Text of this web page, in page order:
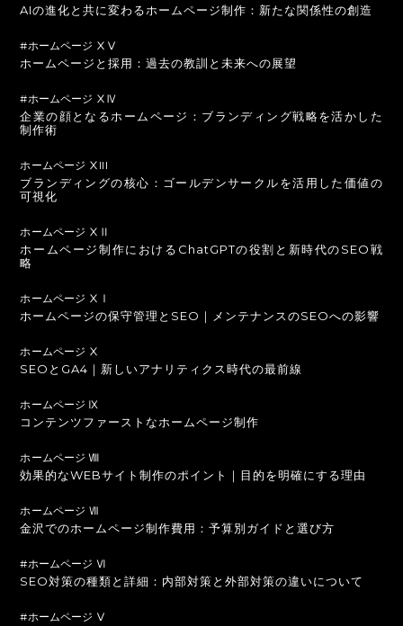
AIの進化と共に変わるホームページ制作：新たな関係性の創造
#ホームページ ⅩⅤ
ホームページと採用：過去の教訓と未来への展望
#ホームページ ⅩⅣ
企業の顔となるホームページ：ブランディング戦略を活かした
制作術
ホームページ ⅩIII
ブランディングの核心：ゴールデンサークルを活用した価値の
可視化
ホームページ ⅩⅡ
ホームページ制作におけるChatGPTの役割と新時代のSEO戦
略
ホームページ ⅩⅠ
ホームページの保守管理とSEO｜メンテナンスのSEOへの影響
ホームページ Ⅹ
SEOとGA4｜新しいアナリティクス時代の最前線
ホームページ Ⅸ
コンテンツファーストなホームページ制作
ホームページ Ⅷ
効果的なWEBサイト制作のポイント｜目的を明確にする理由
ホームページ Ⅶ
金沢でのホームページ制作費用：予算別ガイドと選び方
#ホームページ Ⅵ
SEO対策の種類と詳細：内部対策と外部対策の違いについて
#ホームページ Ⅴ